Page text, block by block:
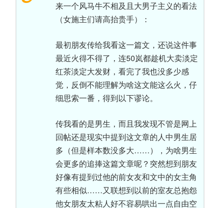
来一个风马牛不相及且大男子主义的看法
（女施主们请高抬贵手）：
最初朋友传给我看这一篇文，还说这件事
最近火得不得了，连50岚都趁机大卖淡定
红茶淡定大发财，看完了我也没多少感
觉，反倒不能理解为啥这文能这么火，仔
细思索一番，得到以下谬论。
传我看的是男生，而且我发现不管是网上
回帖还是现实中提到这文章的人中男生居
多（但是样本数没多大……），为啥男生
会更多的追捧这篇文章呢？突然想到朋友
好像有提到过他的前女友和文中的女主角
有些相似……又联想到以前的室友总抱怨
他女朋友太粘人好不容易哄出一点自由空